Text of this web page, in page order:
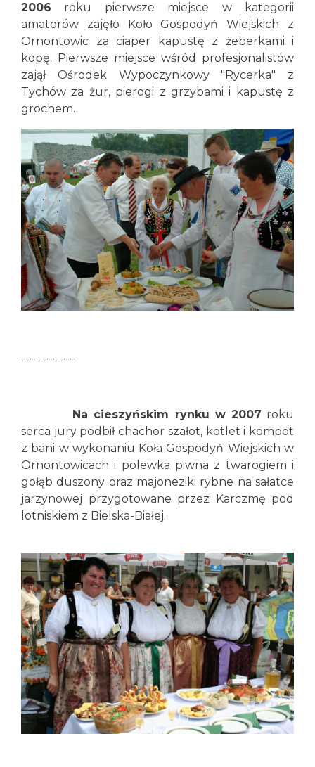
2006 roku pierwsze miejsce w kategorii
amatorów zajęło Koło Gospodyń Wiejskich z
Ornontowic za ciaper kapustę z żeberkami i
kopę. Pierwsze miejsce wśród profesjonalistów
zajął Ośrodek Wypoczynkowy "Rycerka" z
Tychów za żur, pierogi z grzybami i kapustę z
grochem.
-------------
Na cieszyńskim rynku w 2007 roku
serca jury podbił chachor szałot, kotlet i kompot
z bani w wykonaniu Koła Gospodyń Wiejskich w
Ornontowicach i polewka piwna z twarogiem i
gołąb duszony oraz majoneziki rybne na sałatce
jarzynowej przygotowane przez Karczmę pod
lotniskiem z Bielska-Białej.